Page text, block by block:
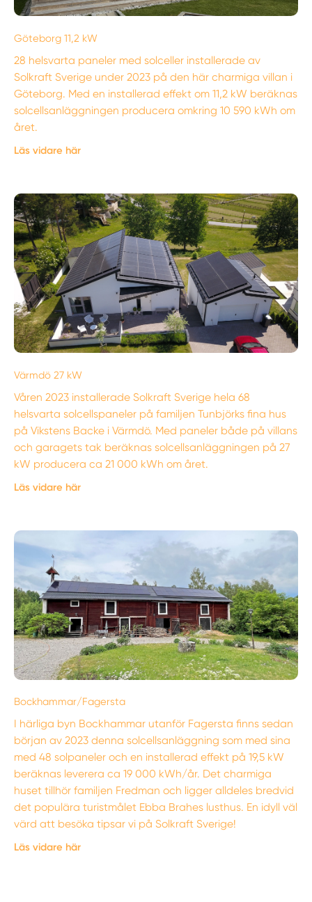
Göteborg 11,2 kW
28 helsvarta paneler med solceller installerade av
Solkraft Sverige under 2023 på den här charmiga villan i
Göteborg. Med en installerad effekt om 11,2 kW beräknas
solcellsanläggningen producera omkring 10 590 kWh om
året.
Läs vidare här
Värmdö 27 kW
Våren 2023 installerade Solkraft Sverige hela 68
helsvarta solcellspaneler på familjen Tunbjörks fina hus
på Vikstens Backe i Värmdö. Med paneler både på villans
och garagets tak beräknas solcellsanläggningen på 27
kW producera ca 21 000 kWh om året.
Läs vidare här
Bockhammar/Fagersta
I härliga byn Bockhammar utanför Fagersta finns sedan
början av 2023 denna solcellsanläggning som med sina
med 48 solpaneler och en installerad effekt på 19,5 kW
beräknas leverera ca 19 000 kWh/år. Det charmiga
huset tillhör familjen Fredman och ligger alldeles bredvid
det populära turistmålet Ebba Brahes lusthus. En idyll väl
värd att besöka tipsar vi på Solkraft Sverige!
Läs vidare här